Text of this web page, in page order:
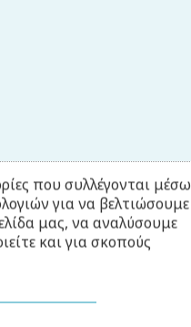
που συλλέγονται μέσω
για να βελτιώσουμε
μας, να αναλύσουμε
και για σκοπούς